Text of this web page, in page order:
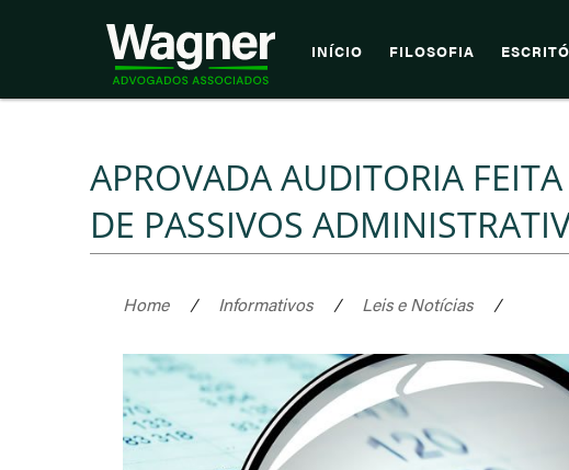
INÍCIO FILOSOFIA
APROVADA AUDITORIA
DE PASSIVOS
Home / Informativos / Leis e Notícias /